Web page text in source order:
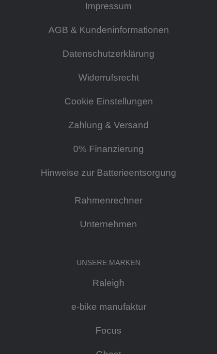
Impressum
AGB & Kundeninformationen
Datenschutzerklärung
Widerrufsrecht
Cookie Einstellungen
Zahlung & Versand
0% Finanzierung
Hinweise zur Batterieentsorgung
Rahmenrechner
Unternehmen
UNSERE MARKEN
Raleigh
e-bike manufaktur
Focus